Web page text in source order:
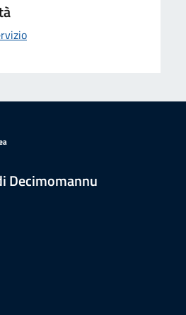
Decimomannu